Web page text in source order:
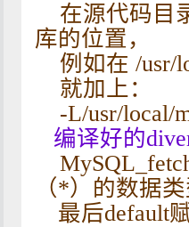
在源代码目
库的位置，
例如在 /usr/
就加上：
-L/usr/local/
编译好的
（*） 的数据
最后default